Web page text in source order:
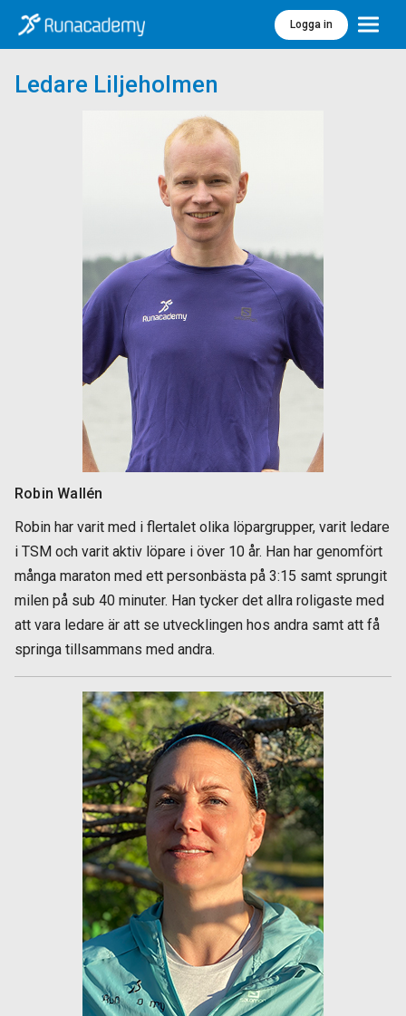
Logga in Meny
Ledare Liljeholmen
Robin Wallén
Robin har varit med i flertalet olika löpargrupper, varit ledare
i TSM och varit aktiv löpare i över 10 år. Han har genomfört
många maraton med ett personbästa på 3:15 samt sprungit
milen på sub 40 minuter. Han tycker det allra roligaste med
att vara ledare är att se utvecklingen hos andra samt att få
springa tillsammans med andra.